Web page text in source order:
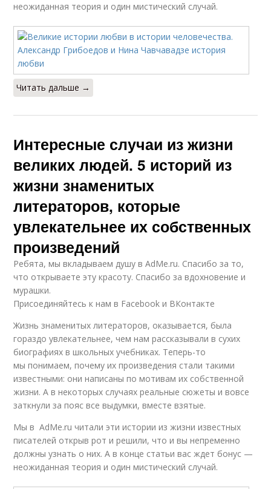
неожиданная теория и один мистический случай.
Читать дальше →
Интересные случаи из жизни
великих людей. 5 историй из
жизни знаменитых
литераторов, которые
увлекательнее их собственных
произведений
Ребята, мы вкладываем душу в AdMe.ru. Cпасибо за то,
что открываете эту красоту. Спасибо за вдохновение и
мурашки.
Присоединяйтесь к нам в Facebook и ВКонтакте
Жизнь знаменитых литераторов, оказывается, была
гораздо увлекательнее, чем нам рассказывали в сухих
биографиях в школьных учебниках. Теперь-то
мы понимаем, почему их произведения стали такими
известными: они написаны по мотивам их собственной
жизни. А в некоторых случаях реальные сюжеты и вовсе
заткнули за пояс все выдумки, вместе взятые.
Мы в AdMe.ru читали эти истории из жизни известных
писателей открыв рот и решили, что и вы непременно
должны узнать о них. А в конце статьи вас ждет бонус —
неожиданная теория и один мистический случай.